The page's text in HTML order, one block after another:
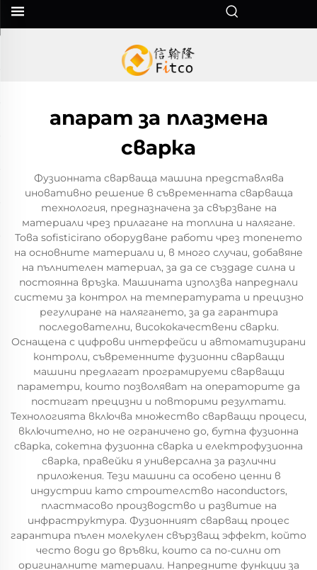
апарат за плазмена
сварка
Фузионната сварваща машина представлява
иновативно решение в съвременната сварваща
технология, предназначена за свързване на
материали чрез прилагане на топлина и налягане.
Това sofisticirano оборудване работи чрез топенето
на основните материали и, в много случаи, добавяне
на пълнителен материал, за да се създаде силна и
постоянна връзка. Машината използва напреднали
системи за контрол на температурата и прецизно
регулиране на налягането, за да гарантира
последователни, висококачествени сварки.
Оснащена с цифрови интерфейси и автоматизирани
контроли, съвременните фузионни сварващи
машини предлагат програмируеми сварващи
параметри, които позволяват на операторите да
постигат прецизни и повторими резултати.
Технологията включва множество сварващи процеси,
включително, но не ограничено до, бутна фузионна
сварка, сокетна фузионна сварка и електрофузионна
сварка, правейки я универсална за различни
приложения. Тези машини са особено ценни в
индустрии като строителство наconductors,
пластмасово производство и развитие на
инфраструктура. Фузионният сварващ процес
гарантира пълен молекулен свързващ эффект, който
често води до връвки, които са по-силни от
оригиналните материали. Напредните функции за